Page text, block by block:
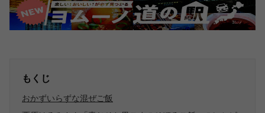
もくじ
おかずいらずな混ぜご飯